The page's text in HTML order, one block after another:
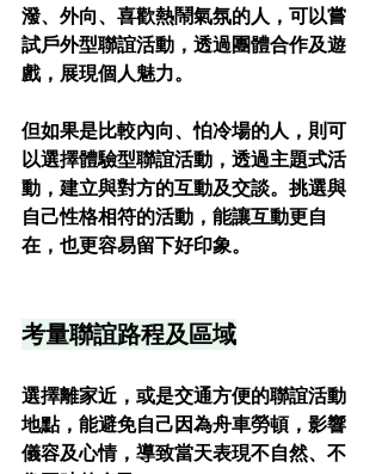
潑、外向、喜歡熱鬧氣氛的人，可以嘗
試戶外型聯誼活動，透過團體合作及遊
戲，展現個人魅力。
但如果是比較內向、怕冷場的人，則可
以選擇體驗型聯誼活動，透過主題式活
動，建立與對方的互動及交談。挑選與
自己性格相符的活動，能讓互動更自
在，也更容易留下好印象。
考量聯誼路程及區域
選擇離家近，或是交通方便的聯誼活動
地點，能避免自己因為舟車勞頓，影響
儀容及心情，導致當天表現不自然、不